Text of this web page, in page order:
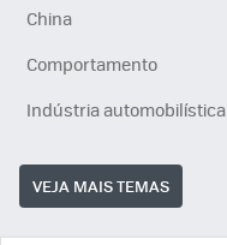
China
Comportamento
Indústria automobilística
VEJA MAIS TEMAS